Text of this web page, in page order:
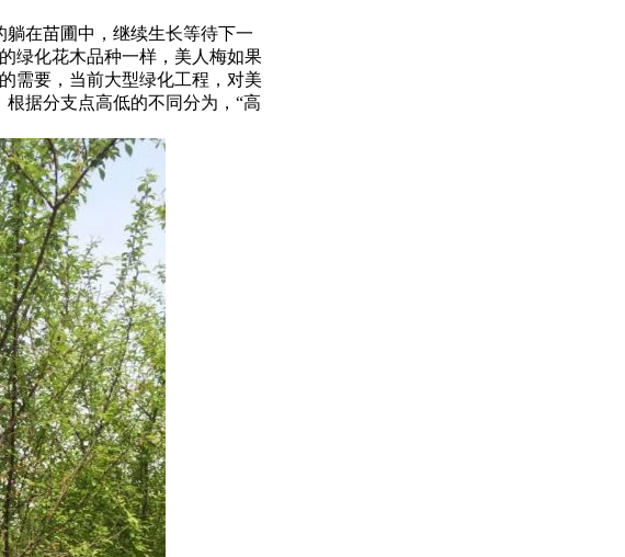
在苗圃中，继续生长等待下一
绿化花木品种一样，美人梅如果
需要，当前大型绿化工程，对美
据分支点高低的不同分为，“高